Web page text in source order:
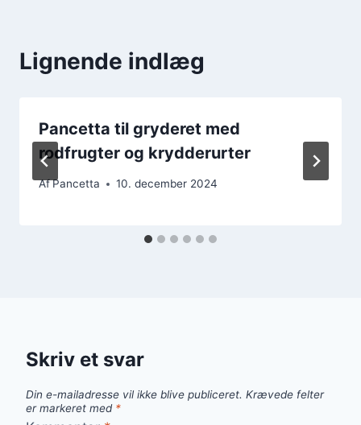
Lignende indlæg
Pancetta til gryderet med
rodfrugter og krydderurter
AfPancetta 10. december 2024
Skriv et svar
Din e-mailadresse vil ikke blive publiceret. Krævede felter
er markeret med *